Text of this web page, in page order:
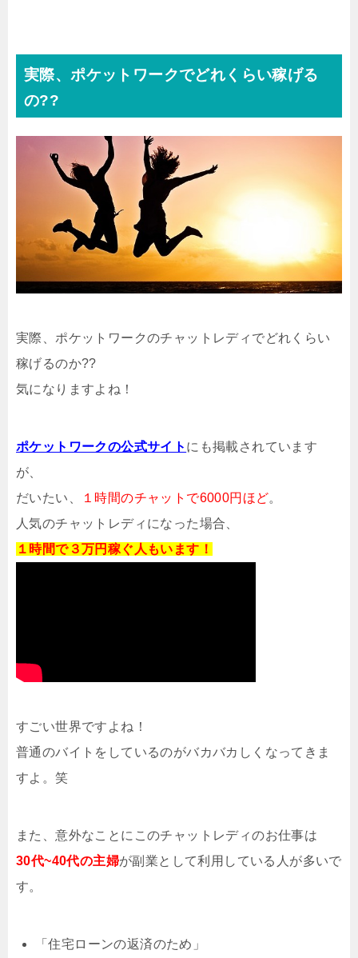
実際、ポケットワークでどれくらい稼げる
の??
実際、ポケットワークのチャットレディでどれくらい
稼げるのか??
気になりますよね！
ポケットワークの公式サイト にも掲載されています
が、
だいたい、
１時間のチャットで6000円ほど。
人気のチャットレディになった場合、
１時間で３万円稼ぐ人もいます！
すごい世界ですよね！
普通のバイトをしているのがバカバカしくなってきま
すよ。笑
また、意外なことにこのチャットレディのお仕事は
30代~40代の主婦が副業として利用している人が多いで
す。
「住宅ローンの返済のため」